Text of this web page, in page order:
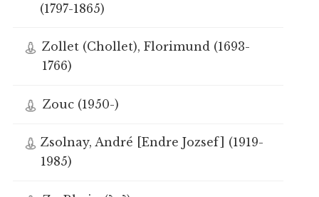
(1797-1865)
Zollet (Chollet), Florimund (1693-
1766)
Zouc (1950-)
Zsolnay, André [Endre Jozsef] (1919-
1985)